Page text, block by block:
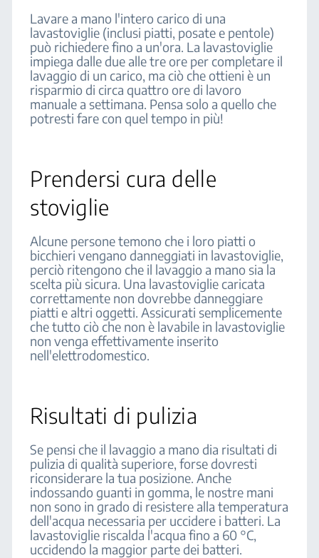
Lavare a mano l'intero carico di una
lavastoviglie (inclusi piatti, posate e pentole)
può richiedere fino a un'ora. La lavastoviglie
impiega dalle due alle tre ore per completare il
lavaggio di un carico, ma ciò che ottieni è un
risparmio di circa quattro ore di lavoro
manuale a settimana. Pensa solo a quello che
potresti fare con quel tempo in più!
Prendersi cura delle
stoviglie
Alcune persone temono che i loro piatti o
bicchieri vengano danneggiati in lavastoviglie,
perciò ritengono che il lavaggio a mano sia la
scelta più sicura. Una lavastoviglie caricata
correttamente non dovrebbe danneggiare
piatti e altri oggetti. Assicurati semplicemente
che tutto ciò che non è lavabile in lavastoviglie
non venga effettivamente inserito
nell'elettrodomestico.
Risultati di pulizia
Se pensi che il lavaggio a mano dia risultati di
pulizia di qualità superiore, forse dovresti
riconsiderare la tua posizione. Anche
indossando guanti in gomma, le nostre mani
non sono in grado di resistere alla temperatura
dell'acqua necessaria per uccidere i batteri. La
lavastoviglie riscalda l'acqua fino a 60 °C,
uccidendo la maggior parte dei batteri.